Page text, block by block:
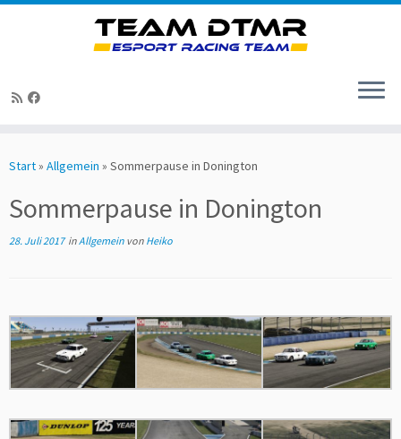
Inhalt
Start» Allgemein » Sommerpause in Donington
Sommerpause in Donington
28. Juli 2017inAllgemein von Heiko